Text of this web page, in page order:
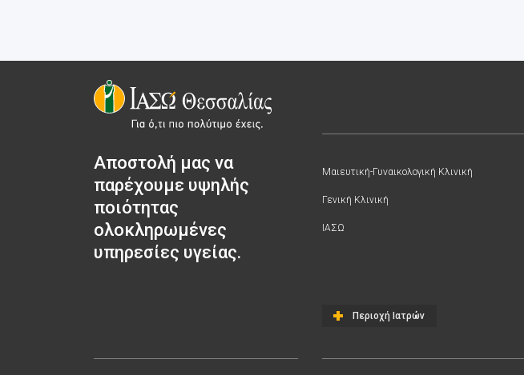
Αποστολή μας να
παρέχουμε υψηλής
ποιότητας
ολοκληρωμένες
υπηρεσίες υγείας.
Μαιευτική-Γυναικολογική Κλινική
Γενική Κλινική
ΙΑΣΩ
Περιοχή Ιατρών